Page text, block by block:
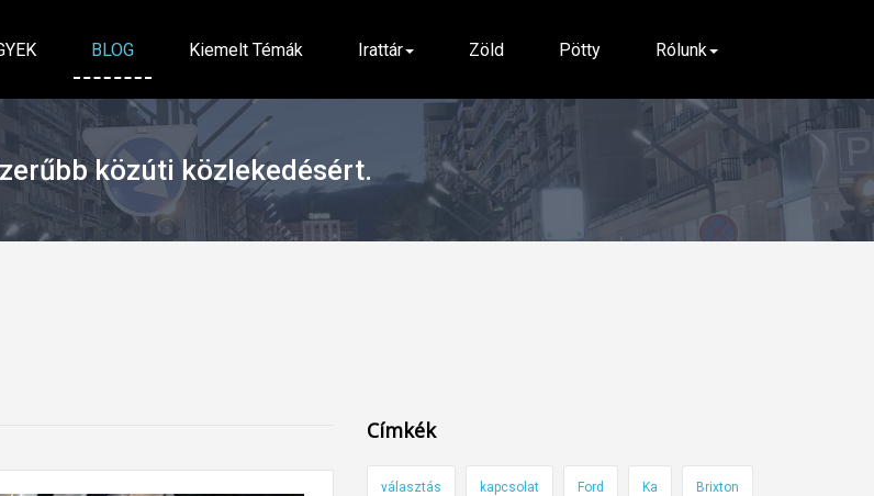
BLOG Kiemelt Témák Irattár Zöld Pötty Rólunk
közúti közlekedésért.
Címkék
választás kapcsolat Ford Ka Brixton